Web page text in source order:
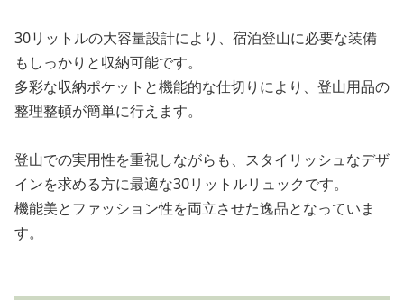
30リットルの大容量設計により、宿泊登山に必要な装備
もしっかりと収納可能です。
多彩な収納ポケットと機能的な仕切りにより、登山用品の
整理整頓が簡単に行えます。
登山での実用性を重視しながらも、スタイリッシュなデザ
インを求める方に最適な30リットルリュックです。
機能美とファッション性を両立させた逸品となっていま
す。